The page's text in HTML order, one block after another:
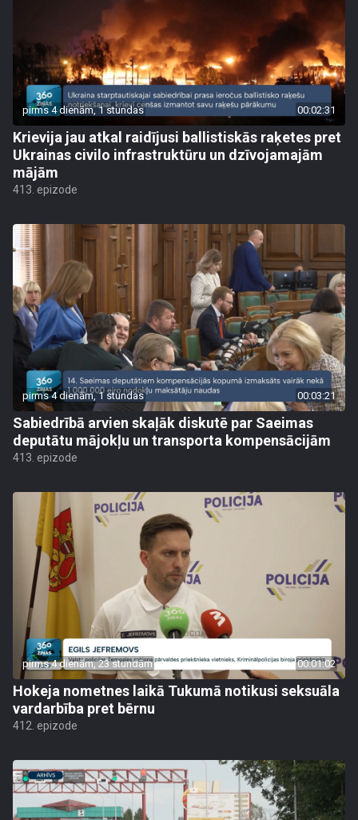
pirms 4 dienām, 1 stundas 00:02:31
Krievija jau atkal raidījusi ballistiskās raķetes pret
Ukrainas civilo infrastruktūru un dzīvojamajām
mājām
413. epizode
pirms 4 dienām, 1 stundas 00:03:21
Sabiedrībā arvien skaļāk diskutē par Saeimas
deputātu mājokļu un transporta kompensācijām
413. epizode
pirms 4 dienām, 23 stundām 00:01:02
Hokeja nometnes laikā Tukumā notikusi seksuāla
vardarbība pret bērnu
412. epizode